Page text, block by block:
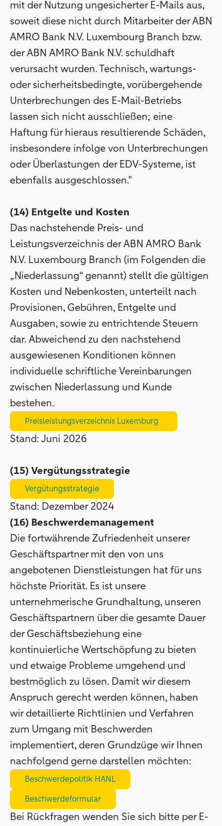
mit der Nutzung ungesicherter E-Mails aus,
soweit diese nicht durch Mitarbeiter der ABN
AMRO Bank N.V. Luxembourg Branch bzw.
der ABN AMRO Bank N.V. schuldhaft
verursacht wurden. Technisch, wartungs-
oder sicherheitsbedingte, vorübergehende
Unterbrechungen des E-Mail-Betriebs
lassen sich nicht ausschließen; eine
Haftung für hieraus resultierende Schäden,
insbesondere infolge von Unterbrechungen
oder Überlastungen der EDV-Systeme, ist
ebenfalls ausgeschlossen."
(14) Entgelte und Kosten
Das nachstehende Preis- und
Leistungsverzeichnis der ABN AMRO Bank
N.V. Luxembourg Branch (im Folgenden die
„Niederlassung“ genannt) stellt die gültigen
Kosten und Nebenkosten, unterteilt nach
Provisionen, Gebühren, Entgelte und
Ausgaben, sowie zu entrichtende Steuern
dar. Abweichend zu den nachstehend
ausgewiesenen Konditionen können
individuelle schriftliche Vereinbarungen
zwischen Niederlassung und Kunde
bestehen.
Preisleistungsverzeichnis Luxemburg
Stand: Juni 2026
(15) Vergütungsstrategie
Vergütungsstrategie
Stand: Dezember 2024
(16) Beschwerdemanagement
Die fortwährende Zufriedenheit unserer
Geschäftspartner mit den von uns
angebotenen Dienstleistungen hat für uns
höchste Priorität. Es ist unsere
unternehmerische Grundhaltung, unseren
Geschäftspartnern über die gesamte Dauer
der Geschäftsbeziehung eine
kontinuierliche Wertschöpfung zu bieten
und etwaige Probleme umgehend und
bestmöglich zu lösen. Damit wir diesem
Anspruch gerecht werden können, haben
wir detaillierte Richtlinien und Verfahren
zum Umgang mit Beschwerden
implementiert, deren Grundzüge wir Ihnen
nachfolgend gerne darstellen möchten:
Beschwerdepolitik HANL
Beschwerdeformular
Bei Rückfragen wenden Sie sich bitte per E-